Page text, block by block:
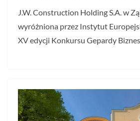
J.W. Construction Holding S.A. w
wyróżniona przez Instytut
XV edycji Konkursu Gepardy